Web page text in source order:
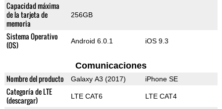
Capacidad máxima
de la tarjeta de
memoria
256GB
Sistema Operativo
(OS)
Android 6.0.1 iOS 9.3
Comunicaciones
Nombre del producto Galaxy A3 (2017) iPhone SE
Categoría de LTE
(descargar)
LTE CAT6 LTE CAT4